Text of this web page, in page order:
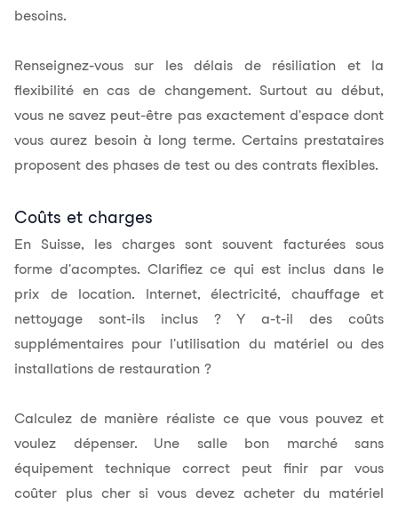
besoins.
Renseignez-vous sur les délais de résiliation et la
flexibilité en cas de changement. Surtout au début,
vous ne savez peut-être pas exactement d'espace dont
vous aurez besoin à long terme. Certains prestataires
proposent des phases de test ou des contrats flexibles.
Coûts et charges
En Suisse, les chargessont souvent facturées sous
forme d'acomptes. Clarifiez ce qui est inclus dans le
prix de location. Internet, électricité, chauffage et
nettoyage sont-ils inclus ? Y a-t-il des coûts
supplémentaires pour l'utilisation du matériel ou des
installations de restauration ?
Calculez de manière réaliste ce que vous pouvez et
voulez dépenser. Une salle bon marché sans
équipement technique correct peut finir par vous
coûter plus cher si vous devez acheter du matériel